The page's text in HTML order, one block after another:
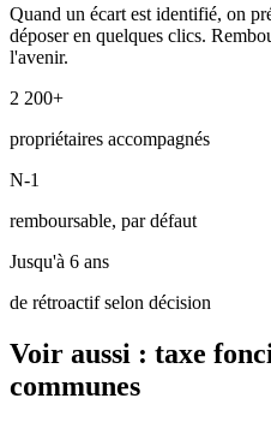
Quand un écart est identifié, on
déposer en quelques clics.
l'avenir.
2 200+
propriétaires accompagnés
N-1
remboursable, par défaut
Jusqu'à 6 ans
de rétroactif selon décision
Voir aussi : taxe
communes